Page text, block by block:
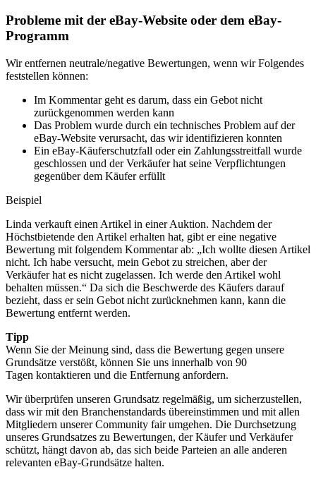
Probleme mit der eBay-Website oder dem eBay-
Programm
Wir entfernen neutrale/negative Bewertungen, wenn wir Folgendes
feststellen können:
Im Kommentar geht es darum, dass ein Gebot nicht
zurückgenommen werden kann
Das Problem wurde durch ein technisches Problem auf der
eBay-Website verursacht, das wir identifizieren konnten
Ein eBay-Käuferschutzfall oder ein Zahlungsstreitfall wurde
geschlossen und der Verkäufer hat seine Verpflichtungen
gegenüber dem Käufer erfüllt
Beispiel
Linda verkauft einen Artikel in einer Auktion. Nachdem der
Höchstbietende den Artikel erhalten hat, gibt er eine negative
Bewertung mit folgendem Kommentar ab: „Ich wollte diesen Artikel
nicht. Ich habe versucht, mein Gebot zu streichen, aber der
Verkäufer hat es nicht zugelassen. Ich werde den Artikel wohl
behalten müssen.“ Da sich die Beschwerde des Käufers darauf
bezieht, dass er sein Gebot nicht zurücknehmen kann, kann die
Bewertung entfernt werden.
Tipp
Wenn Sie der Meinung sind, dass die Bewertung gegen unsere
Grundsätze verstößt, können Sie uns innerhalb von 90
Tagen kontaktieren und die Entfernung anfordern.
Wir überprüfen unseren Grundsatz regelmäßig, um sicherzustellen,
dass wir mit den Branchenstandards übereinstimmen und mit allen
Mitgliedern unserer Community fair umgehen. Die Durchsetzung
unseres Grundsatzes zu Bewertungen, der Käufer und Verkäufer
schützt, hängt davon ab, das sich beide Parteien an alle anderen
relevanten eBay-Grundsätze halten.